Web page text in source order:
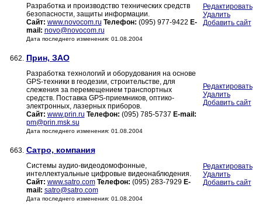
Разработка и производство технических средств
безопасности, защиты информации.
Сайт: www.novocom.ru Телефон: (095) 977-9422 E-
mail: novo@novocom.ru
Дата последнего изменения: 01.08.2004
Редактировать
Удалить
Добавить сайт
662. Прин, ЗАО
Разработка технологий и оборудования на основе
GPS-техники в геодезии, строительстве, для
слежения за перемещением транспортных
средств. Поставка GPS-приемников, оптико-
электронных, лазерных приборов.
Сайт: www.prin.ru Телефон: (095) 785-5737 E-mail:
pm@prin.msk.su
Дата последнего изменения: 01.08.2004
Редактировать
Удалить
Добавить сайт
663. Сатро, компания
Системы аудио-видеодомофонные,
интеллектуальные цифровые видеонаблюдения.
Сайт: www.satro.com Телефон: (095) 283-7929 E-
mail: satro@satro.com
Дата последнего изменения: 01.08.2004
Редактировать
Удалить
Добавить сайт